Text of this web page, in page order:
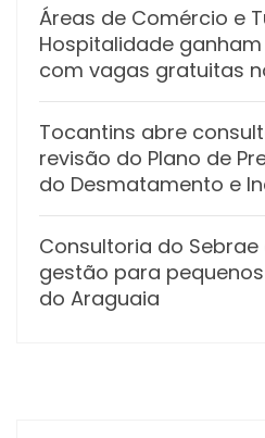
Áreas de Comércio e
Hospitalidade
com vagas gratuitas
Tocantins abre
revisão do Plano de
do Desmatamento e
Consultoria do
gestão para
do Araguaia